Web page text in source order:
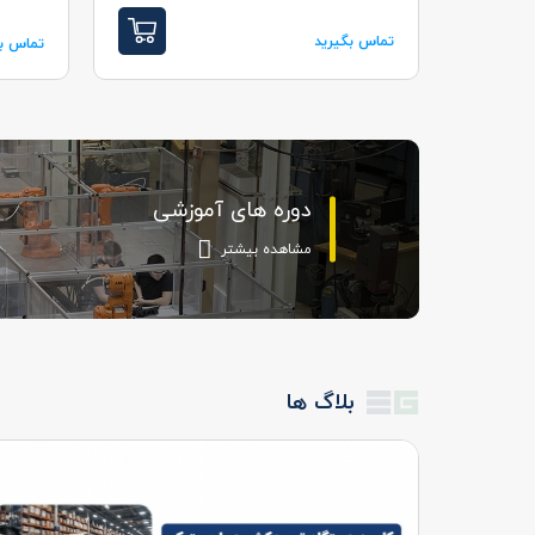
تماس بگیرید تماس
دوره های آموزشی
مشاهده بیشتر
بلاگ ها